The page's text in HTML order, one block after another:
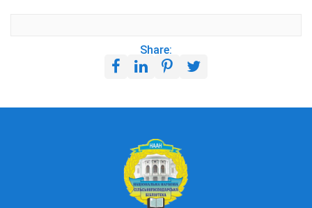
Share: